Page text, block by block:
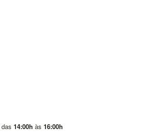
das14:00h às16:00h